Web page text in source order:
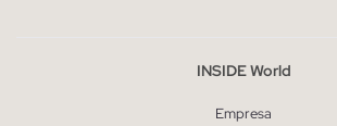
INSIDE World
Empresa